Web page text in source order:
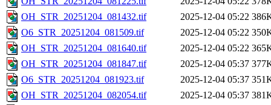
OH_STR_20251204_081432.tif
2025-12-04 05:22
O6_STR_20251204_081509.tif
2025-12-04 05:22
OH_STR_20251204_081640.tif
2025-12-04 05:22
OH_STR_20251204_081847.tif
2025-12-04 05:37
O6_STR_20251204_081923.tif
2025-12-04 05:37
OH_STR_20251204_082054.tif
2025-12-04 05:37